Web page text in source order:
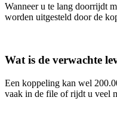
Wanneer u te lang doorrijdt
worden uitgesteld door de
Wat is de verwachte
Een koppeling kan wel
vaak in de file of rijdt u veel